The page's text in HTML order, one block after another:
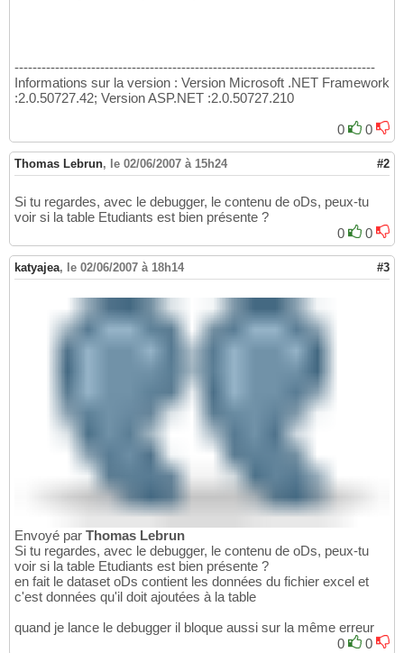
--------------------------------------------------------------------------------
Informations sur la version : Version Microsoft .NET Framework
:2.0.50727.42; Version ASP.NET :2.0.50727.210
0 0
Thomas Lebrun, le 02/06/2007 à 15h24 #2
Si tu regardes, avec le debugger, le contenu de oDs, peux-tu
voir si la table Etudiants est bien présente ?
0
0
katyajea, le 02/06/2007 à 18h14 #3
Envoyé par Thomas Lebrun
Si tu regardes, avec le debugger, le contenu de oDs, peux-tu
voir si la table Etudiants est bien présente ?
en fait le dataset oDs contient les données du fichier excel et
c'est données qu'il doit ajoutées à la table
quand je lance le debugger il bloque aussi sur la même erreur
0
0